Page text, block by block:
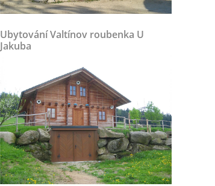
Ubytování Valtínov roubenka U
Jakuba